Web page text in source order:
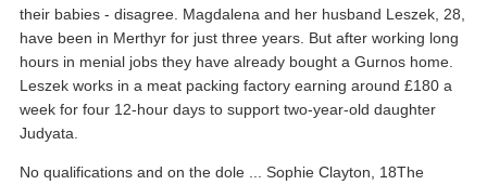
their babies - disagree. Magdalena and her husband Leszek, 28,
have been in Merthyr for just three years. But after working long
hours in menial jobs they have already bought a Gurnos home.
Leszek works in a meat packing factory earning around £180 a
week for four 12-hour days to support two-year-old daughter
Judyata.
No qualifications and on the dole ... Sophie Clayton, 18The